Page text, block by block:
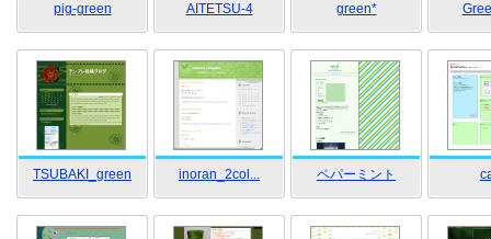
pig-green AITETSU-4 green*
TSUBAKI_green inoran_2col... ペパーミント